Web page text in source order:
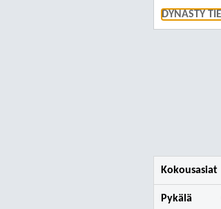
DYNASTY
Kokousasiat
Pykälä